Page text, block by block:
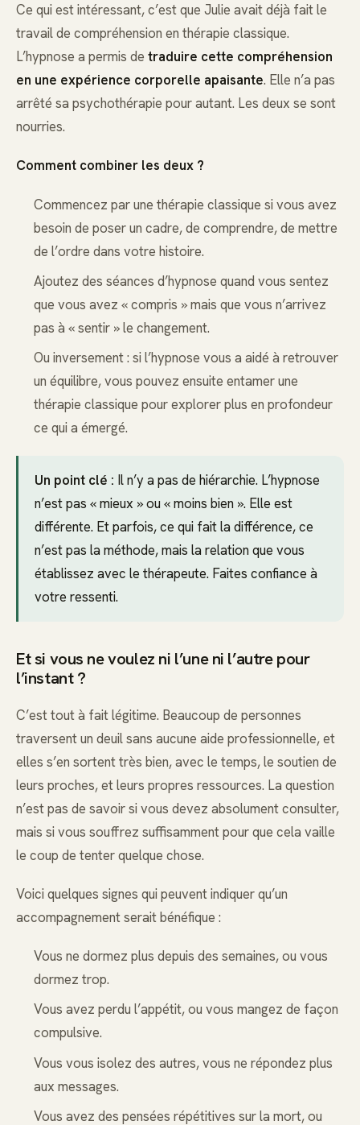
Ce qui est intéressant, c’est que Julie avait déjà fait le
travail de compréhension en thérapie classique.
L’hypnose a permis de traduire cette compréhension
en une expérience corporelle apaisante. Elle n’a pas
arrêté sa psychothérapie pour autant. Les deux se sont
nourries.
Comment combiner les deux ?
Commencez par une thérapie classique si vous avez
besoin de poser un cadre, de comprendre, de mettre
de l’ordre dans votre histoire.
Ajoutez des séances d’hypnose quand vous sentez
que vous avez « compris » mais que vous n’arrivez
pas à « sentir » le changement.
Ou inversement : si l’hypnose vous a aidé à retrouver
un équilibre, vous pouvez ensuite entamer une
thérapie classique pour explorer plus en profondeur
ce qui a émergé.
Un point clé : Il n’y a pas de hiérarchie. L’hypnose
n’est pas « mieux » ou « moins bien ». Elle est
différente. Et parfois, ce qui fait la différence, ce
n’est pas la méthode, mais la relation que vous
établissez avec le thérapeute. Faites confiance à
votre ressenti.
Et si vous ne voulez ni l’une ni l’autre pour
l’instant ?
C’est tout à fait légitime. Beaucoup de personnes
traversent un deuil sans aucune aide professionnelle, et
elles s’en sortent très bien, avec le temps, le soutien de
leurs proches, et leurs propres ressources. La question
n’est pas de savoir si vous devez absolument consulter,
mais si vous souffrez suffisamment pour que cela vaille
le coup de tenter quelque chose.
Voici quelques signes qui peuvent indiquer qu’un
accompagnement serait bénéfique :
Vous ne dormez plus depuis des semaines, ou vous
dormez trop.
Vous avez perdu l’appétit, ou vous mangez de façon
compulsive.
Vous vous isolez des autres, vous ne répondez plus
aux messages.
Vous avez des pensées répétitives sur la mort, ou